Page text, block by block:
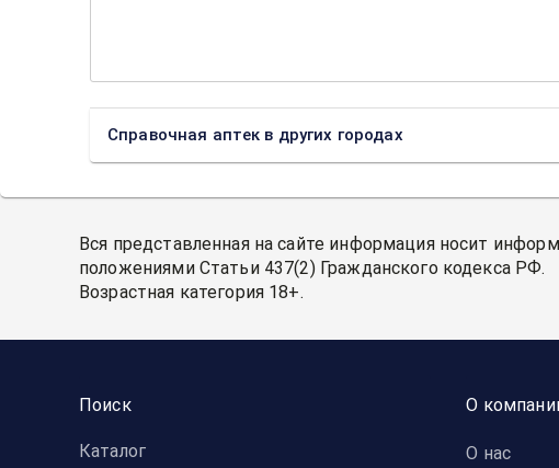
Справочная аптек в других городах
Вся представленная на сайте информация носит
положениями Статьи 437(2) Гражданского кодекса РФ.
Возрастная категория 18+.
Поиск
Каталог
О
О нас